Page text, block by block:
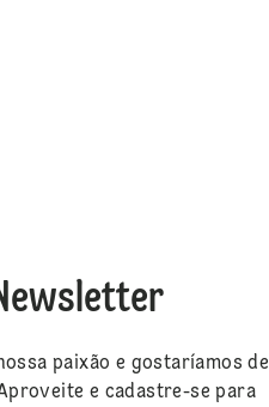
paixão e gostaríamos de
e cadastre-se para